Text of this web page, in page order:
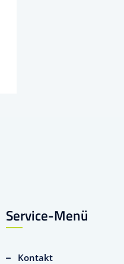
Service-Menü
Kontakt